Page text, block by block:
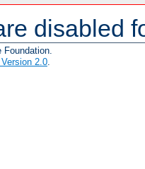
disabled
2.0